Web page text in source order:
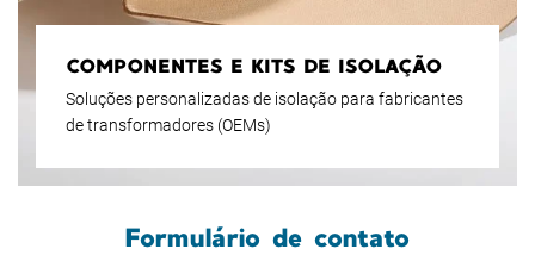
COMPONENTES E KITS DE ISOLAÇÃO
Soluções personalizadas de isolação para fabricantes
de transformadores (OEMs)
Formulário de contato